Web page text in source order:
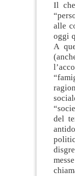
Il
alle
oggi
A
del